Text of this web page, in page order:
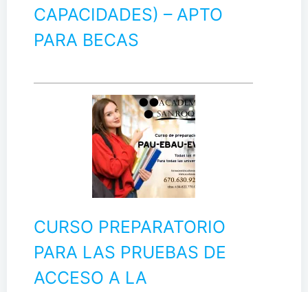
CAPACIDADES) – APTO
PARA BECAS
CURSO PREPARATORIO
PARA LAS PRUEBAS DE
ACCESO A LA